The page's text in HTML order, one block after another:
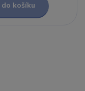
košíku